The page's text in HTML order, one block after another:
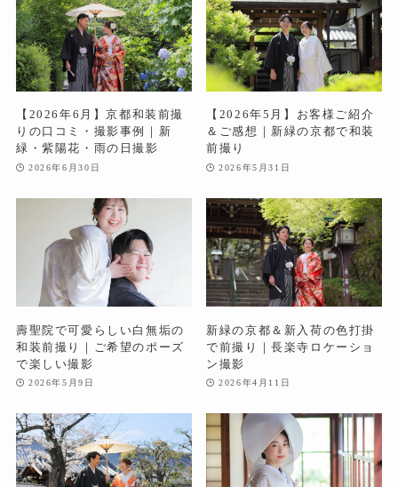
【2026年6月】京都和装前撮
りの口コミ・撮影事例｜新
緑・紫陽花・雨の日撮影
2026年6月30日
【2026年5月】お客様ご紹介
＆ご感想｜新緑の京都で和装
前撮り
2026年5月31日
壽聖院で可愛らしい白無垢の
和装前撮り｜ご希望のポーズ
で楽しい撮影
2026年5月9日
新緑の京都＆新入荷の色打掛
で前撮り｜長楽寺ロケーショ
ン撮影
2026年4月11日